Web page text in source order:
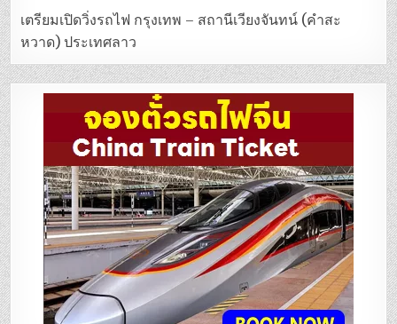
เตรียมเปิดวิ่งรถไฟ กรุงเทพ – สถานีเวียงจันทน์ (คำสะ
หวาด) ประเทศลาว